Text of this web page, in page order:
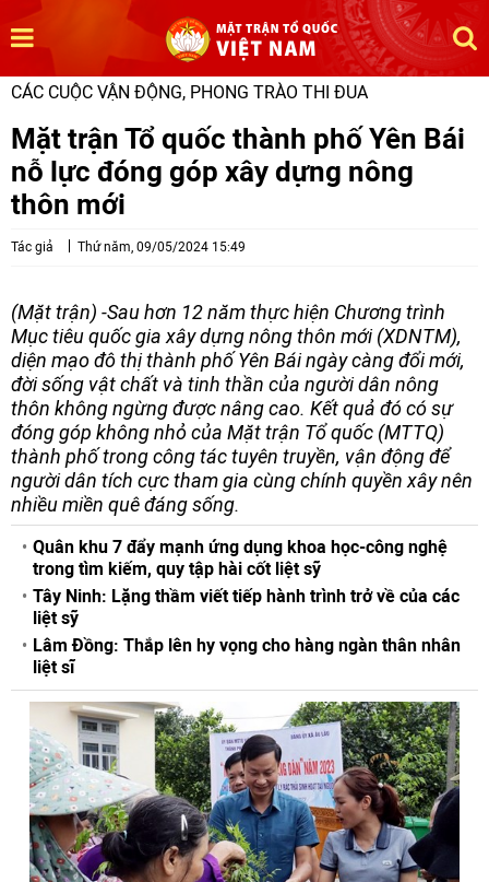
CÁC CUỘC VẬN ĐỘNG, PHONG TRÀO THI ĐUA
Mặt trận Tổ quốc thành phố Yên Bái
nỗ lực đóng góp xây dựng nông
thôn mới
Tác giả Thứ năm, 09/05/2024 15:49
(Mặt trận) -Sau hơn 12 năm thực hiện Chương trình
Mục tiêu quốc gia xây dựng nông thôn mới (XDNTM),
diện mạo đô thị thành phố Yên Bái ngày càng đổi mới,
đời sống vật chất và tinh thần của người dân nông
thôn không ngừng được nâng cao. Kết quả đó có sự
đóng góp không nhỏ của Mặt trận Tổ quốc (MTTQ)
thành phố trong công tác tuyên truyền, vận động để
người dân tích cực tham gia cùng chính quyền xây nên
nhiều miền quê đáng sống.
Quân khu 7 đẩy mạnh ứng dụng khoa học-công nghệ
trong tìm kiếm, quy tập hài cốt liệt sỹ
Tây Ninh: Lặng thầm viết tiếp hành trình trở về của các
liệt sỹ
Lâm Đồng: Thắp lên hy vọng cho hàng ngàn thân nhân
liệt sĩ